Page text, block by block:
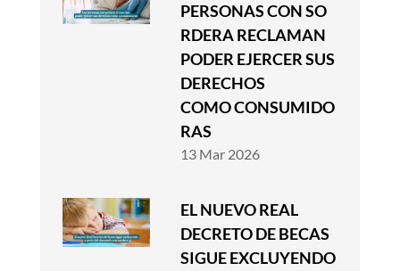
PERSONAS CON SO
RDERA RECLAMAN
PODER EJERCER SUS
DERECHOS
COMO CONSUMIDO
RAS
13 Mar 2026
EL NUEVO REAL
DECRETO DE BECAS
SIGUE EXCLUYENDO